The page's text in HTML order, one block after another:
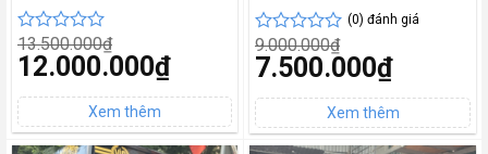
Được
xếp
hạng
0
5
sao
13.500.000₫
Giá
gốc
13.500.000₫.
12.000.000₫
hiện
tại
là:
12.000.000₫.
Được
xếp
hạng
0
5
sao
(0) đánh giá
9.000.000₫
Giá
gốc
9.000.000₫.
7.500.000₫
hiện
tại
là:
7.500.000₫.